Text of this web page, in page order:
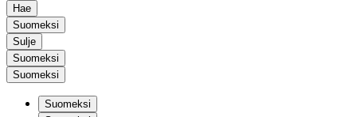
Hae
Suomeksi
Sulje
Suomeksi
Suomeksi
Suomeksi